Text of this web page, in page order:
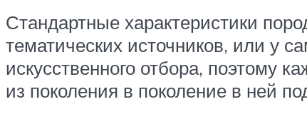
Стандартные характеристики
тематических источников, или у
искусственного отбора, поэтому
из поколения в поколение в ней